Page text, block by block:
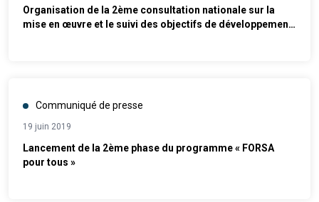
Organisation de la 2ème consultation nationale sur la
mise en œuvre et le suivi des objectifs de développement
Communiqué de presse
19 juin 2019
Lancement de la 2ème phase du programme « FORSA
pour tous »